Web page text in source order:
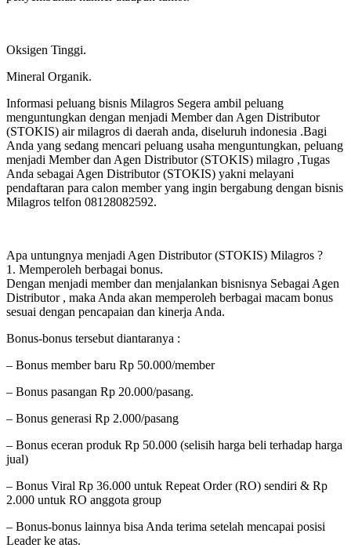
Oksigen Tinggi.
Mineral Organik.
Informasi peluang bisnis Milagros Segera ambil peluang
menguntungkan dengan menjadi Member dan Agen Distributor
(STOKIS) air milagros di daerah anda, diseluruh indonesia .Bagi
Anda yang sedang mencari peluang usaha menguntungkan, peluang
menjadi Member dan Agen Distributor (STOKIS) milagro ,Tugas
Anda sebagai Agen Distributor (STOKIS) yakni melayani
pendaftaran para calon member yang ingin bergabung dengan bisnis
Milagros telfon 08128082592.
Apa untungnya menjadi Agen Distributor (STOKIS) Milagros ?
1. Memperoleh berbagai bonus.
Dengan menjadi member dan menjalankan bisnisnya Sebagai Agen
Distributor , maka Anda akan memperoleh berbagai macam bonus
sesuai dengan pencapaian dan kinerja Anda.
Bonus-bonus tersebut diantaranya :
– Bonus member baru Rp 50.000/member
– Bonus pasangan Rp 20.000/pasang.
– Bonus generasi Rp 2.000/pasang
– Bonus eceran produk Rp 50.000 (selisih harga beli terhadap harga
jual)
– Bonus Viral Rp 36.000 untuk Repeat Order (RO) sendiri & Rp
2.000 untuk RO anggota group
– Bonus-bonus lainnya bisa Anda terima setelah mencapai posisi
Leader ke atas.